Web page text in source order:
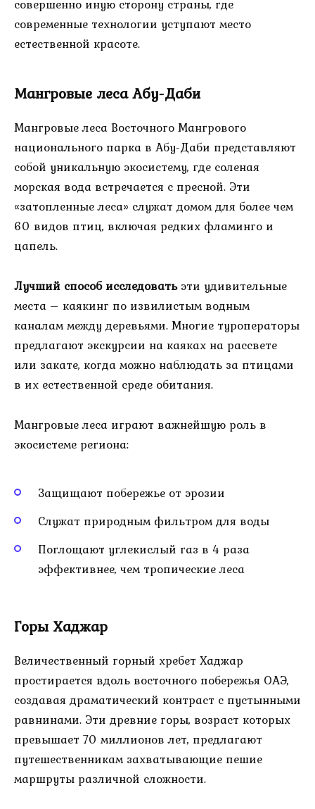
совершенно иную сторону страны, где
современные технологии уступают место
естественной красоте.
Мангровые леса Абу-Даби
Мангровые леса Восточного Мангрового
национального парка в Абу-Даби представляют
собой уникальную экосистему, где соленая
морская вода встречается с пресной. Эти
«затопленные леса» служат домом для более чем
60 видов птиц, включая редких фламинго и
цапель.
Лучший способ исследоватьэти удивительные
места – каякинг по извилистым водным
каналам между деревьями. Многие туроператоры
предлагают экскурсии на каяках на рассвете
или закате, когда можно наблюдать за птицами
в их естественной среде обитания.
Мангровые леса играют важнейшую роль в
экосистеме региона:
Защищают побережье от эрозии
Служат природным фильтром для воды
Поглощают углекислый газ в 4 раза
эффективнее, чем тропические леса
Горы Хаджар
Величественный горный хребет Хаджар
простирается вдоль восточного побережья ОАЭ,
создавая драматический контраст с пустынными
равнинами. Эти древние горы, возраст которых
превышает 70 миллионов лет, предлагают
путешественникам захватывающие пешие
маршруты различной сложности.